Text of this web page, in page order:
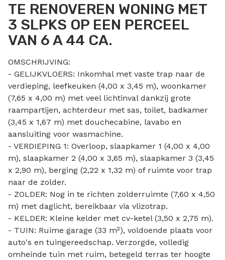
TE RENOVEREN WONING MET
3 SLPKS OP EEN PERCEEL
VAN 6 A 44 CA.
OMSCHRIJVING:
- GELIJKVLOERS: Inkomhal met vaste trap naar de
verdieping, leefkeuken (4,00 x 3,45 m), woonkamer
(7,65 x 4,00 m) met veel lichtinval dankzij grote
raampartijen, achterdeur met sas, toilet, badkamer
(3,45 x 1,67 m) met douchecabine, lavabo en
aansluiting voor wasmachine.
- VERDIEPING 1: Overloop, slaapkamer 1 (4,00 x 4,00
m), slaapkamer 2 (4,00 x 3,65 m), slaapkamer 3 (3,45
x 2,90 m), berging (2,22 x 1,32 m) of ruimte voor trap
naar de zolder.
- ZOLDER: Nog in te richten zolderruimte (7,60 x 4,50
m) met daglicht, bereikbaar via vlizotrap.
- KELDER: Kleine kelder met cv-ketel (3,50 x 2,75 m).
- TUIN: Ruime garage (33 m²), voldoende plaats voor
auto's en tuingereedschap. Verzorgde, volledig
omheinde tuin met ruim, betegeld terras ter hoogte